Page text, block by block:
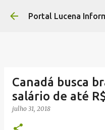
Pular para o
Portal Lucena
Canadá busca
salário de até
julho 31, 2018